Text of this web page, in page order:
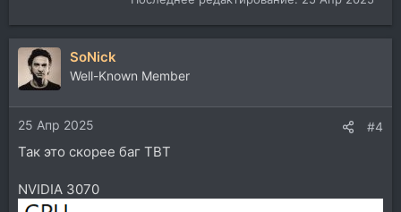
SoNick
Well-Known Member
25 Апр 2025 #4
Так это скорее баг TBT
NVIDIA 3070